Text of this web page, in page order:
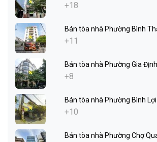
+18
Bán tòa nhà Phường Bình
+11
Bán tòa nhà Phường Gia Định
+8
Bán tòa nhà Phường Bình
+10
Bán tòa nhà Phường Chợ